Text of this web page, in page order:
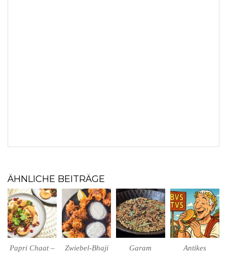
ÄHNLICHE BEITRÄGE
Papri Chaat –
Zwiebel-Bhaji
Garam
Antikes